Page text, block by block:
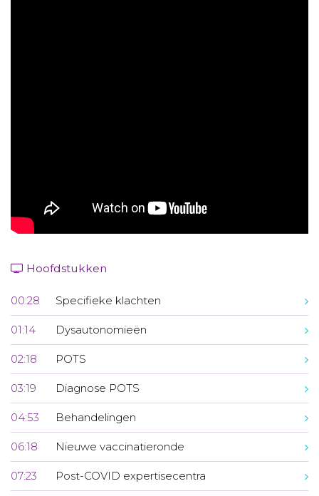
Hoofdstukken
00:28 Specifieke klachten
01:14 Dysautonomieën
02:18 POTS
03:19 Diagnose POTS
04:53 Behandelingen
06:18 Nieuwe vaccinatieronde
07:23 Post-COVID expertisecentra